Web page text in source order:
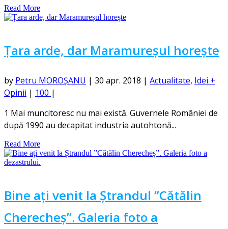
Read More
Țara arde, dar Maramureșul horește
by Petru MOROȘANU | 30 apr. 2018 | Actualitate, Idei +
Opinii | 100 |
1 Mai muncitoresc nu mai există. Guvernele României de
după 1990 au decapitat industria autohtonă...
Read More
Bine ați venit la Ștrandul ”Cătălin
Cherecheș”. Galeria foto a